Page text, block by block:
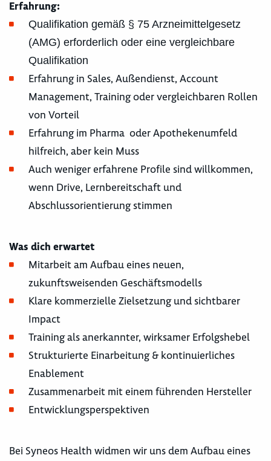
Erfahrung:
Qualifikation gemäß § 75 Arzneimittelgesetz
(AMG) erforderlich oder eine vergleichbare
Qualifikation
Erfahrung in Sales, Außendienst, Account
Management, Training oder vergleichbaren Rollen
von Vorteil
Erfahrung im Pharma oder Apothekenumfeld
hilfreich, aber kein Muss
Auch weniger erfahrene Profile sind willkommen,
wenn Drive, Lernbereitschaft und
Abschlussorientierung stimmen
Was dich erwartet
Mitarbeit am Aufbau eines neuen,
zukunftsweisenden Geschäftsmodells
Klare kommerzielle Zielsetzung und sichtbarer
Impact
Training als anerkannter, wirksamer Erfolgshebel
Strukturierte Einarbeitung & kontinuierliches
Enablement
Zusammenarbeit mit einem führenden Hersteller
Entwicklungsperspektiven
Bei Syneos Health widmen wir uns dem Aufbau eines